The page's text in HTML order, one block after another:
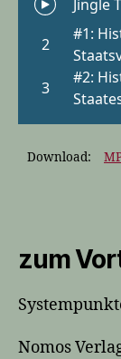
Download:
zum
Nomos